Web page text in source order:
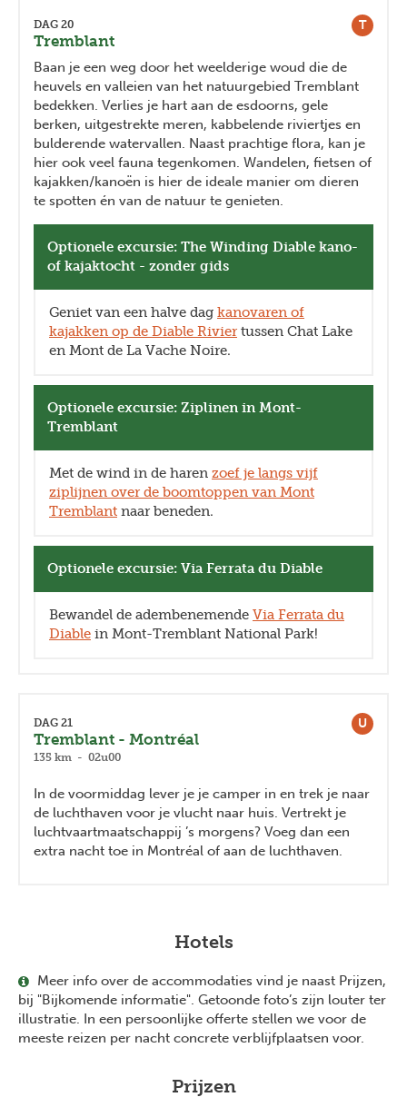
T
DAG 20
Tremblant
Baan je een weg door het weelderige woud die de
heuvels en valleien van het natuurgebied Tremblant
bedekken. Verlies je hart aan de esdoorns, gele
berken, uitgestrekte meren, kabbelende riviertjes en
bulderende watervallen. Naast prachtige flora, kan je
hier ook veel fauna tegenkomen. Wandelen, fietsen of
kajakken/kanoën is hier de ideale manier om dieren
te spotten én van de natuur te genieten.
Optionele excursie: The Winding Diable kano-
of kajaktocht - zonder gids
Geniet van een halve dag kanovaren of
kajakken op de Diable Rivier tussen Chat Lake
en Mont de La Vache Noire.
Optionele excursie: Ziplinen in Mont-
Tremblant
Met de wind in de haren zoef je langs vijf
ziplijnen over de boomtoppen van Mont
Tremblant naar beneden.
Optionele excursie: Via Ferrata du Diable
Bewandel de adembenemende Via Ferrata du
Diable in Mont-Tremblant National Park!
U
DAG 21
Tremblant - Montréal
135 km - 02u00
In de voormiddag lever je je camper in en trek je naar
de luchthaven voor je vlucht naar huis. Vertrekt je
luchtvaartmaatschappij ’s morgens? Voeg dan een
extra nacht toe in Montréal of aan de luchthaven.
Hotels
Meer info over de accommodaties vind je naast Prijzen,
bij "Bijkomende informatie". Getoonde foto’s zijn louter ter
illustratie. In een persoonlijke offerte stellen we voor de
meeste reizen per nacht concrete verblijfplaatsen voor.
Prijzen